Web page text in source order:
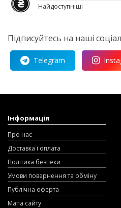
Найдоступніші
Підписуйтесь на наші
Telegram
Інформація
Про нас
Доставка і оплата
Політика безпеки
Умови повернення та обміну
Публічна оферта
Мапа сайту